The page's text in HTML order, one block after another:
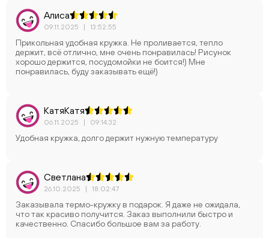
Алиса
09.11.2025 | 13:52:55
Прикольная удобная кружка. Не проливается, тепло
держит, всё отлично, мне очень понравилась! Рисунок
хорошо держится, посудомойки не боится!) Мне
понравилась, буду заказывать ещё!)
КатяКатя
06.11.2025 | 09:14:32
Удобная кружка, долго держит нужную температуру
Светлана
26.10.2025 | 18:02:47
Заказывала термо-кружку в подарок. Я даже не ожидала,
что так красиво получится. Заказ выполнили быстро и
качественно. Спасибо большое вам за работу.